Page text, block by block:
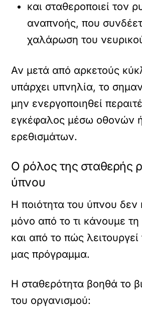
και σταθεροποιεί τον
αναπνοής, που
χαλάρωση του
Αν μετά από αρκετούς
υπάρχει υπνηλία, το
μην ενεργοποιηθεί
εγκέφαλος μέσω οθονών
ερεθισμάτων.
Ο ρόλος της σταθερής
ύπνου
Η ποιότητα του ύπνου δεν
μόνο από το τι κάνουμε
και από το πώς
μας πρόγραμμα.
Η σταθερότητα βοηθά το
του οργανισμού: